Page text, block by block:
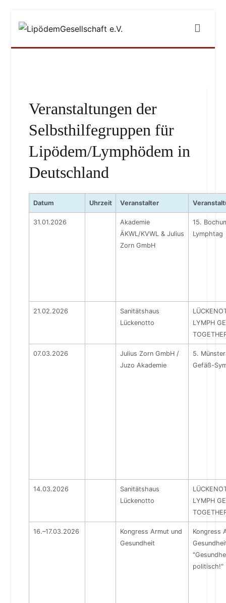
Inhalt
springen
Veranstaltungen der
Selbsthilfegruppen für
Lipödem/Lymphödem in
Deutschland
Datum Uhrzeit Veranstalter
31.01.2026
Akademie
ÄKWL/KVWL & Julius
Zorn GmbH
15.
Lymphtag
21.02.2026
Sanitätshaus
Lückenotto
LYMPH
07.03.2026
Julius Zorn GmbH /
Juzo Akademie
5.
Gefäß-
14.03.2026
Sanitätshaus
Lückenotto
LYMPH
16.–17.03.2026
Kongress Armut und
Gesundheit
Kongress
politisch!"